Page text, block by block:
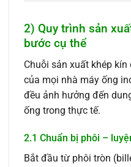
2) Quy trình sản
bước cụ thể
Chuỗi sản xuất khép
của mọi nhà máy ống
đều ảnh hưởng đến
ống trong thực tế.
2.1 Chuẩn bị phôi –
Bắt đầu từ phôi tròn